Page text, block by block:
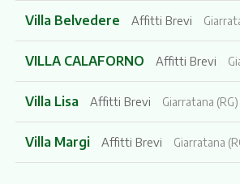
Villa Belvedere Affitti Brevi
VILLA CALAFORNO Affitti Brevi
Villa Lisa Affitti Brevi Giarratana (RG)
Villa Margi Affitti Brevi Giarratana